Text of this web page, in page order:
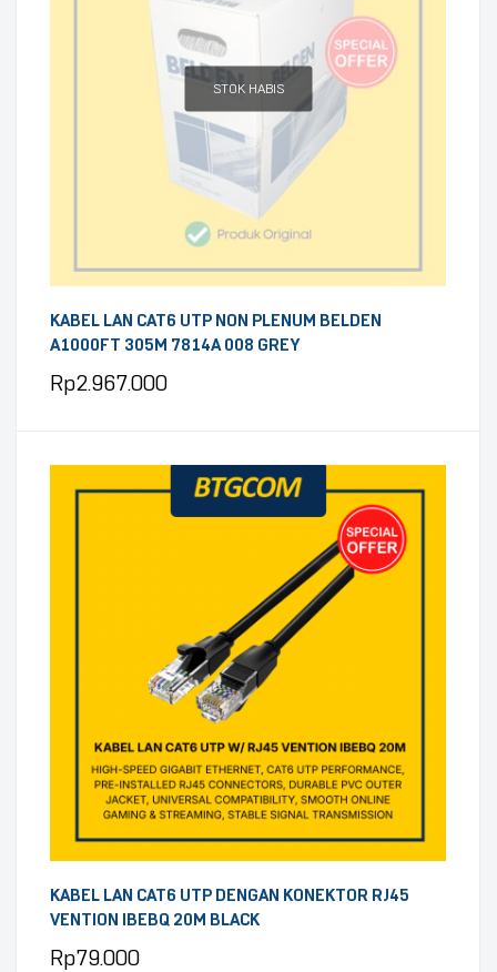
STOK HABIS
KABEL LAN CAT6 UTP NON PLENUM BELDEN
A1000FT 305M 7814A 008 GREY
Rp2.967.000
KABEL LAN CAT6 UTP DENGAN KONEKTOR RJ45
VENTION IBEBQ 20M BLACK
Rp79.000